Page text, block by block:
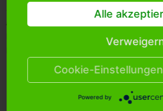
Artikel-Nr.:
220060J
349
Alle
Cookie-
Powered by